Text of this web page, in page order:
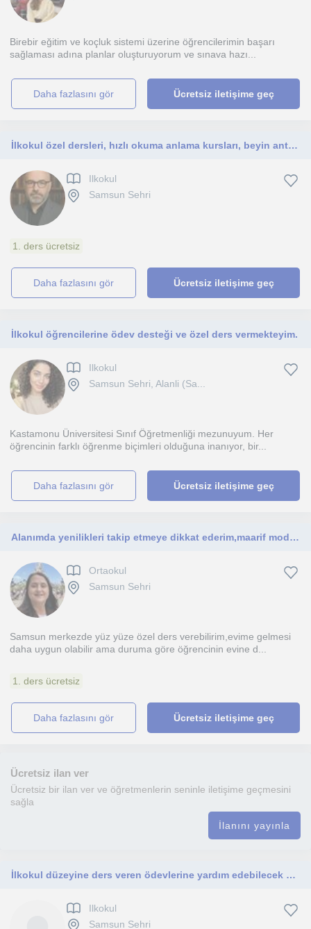
Birebir eğitim ve koçluk sistemi üzerine öğrencilerimin başarı
sağlaması adına planlar oluşturuyorum ve sınava hazı...
daha fazlasını gör Ücretsiz iletişime geç
İlkokul özel dersleri, hızlı okuma anlama kursları, beyin antrenörlüğü
Ilkokul
Samsun Sehri
1. ders ücretsiz
daha fazlasını gör Ücretsiz iletişime geç
İlkokul öğrencilerine ödev desteği ve özel ders vermekteyim.
Ilkokul
Samsun Sehri, Alanli (Sa...
Kastamonu Üniversitesi Sınıf Öğretmenliği mezunuyum. Her
öğrencinin farklı öğrenme biçimleri olduğuna inanıyor, bir...
daha fazlasını gör Ücretsiz iletişime geç
Alanımda yenilikleri takip etmeye dikkat ederim,maarif modeli ile ilgili yenilikleri incelerim
Ortaokul
Samsun Sehri
Samsun merkezde yüz yüze özel ders verebilirim,evime gelmesi
daha uygun olabilir ama duruma göre öğrencinin evine d...
1. ders ücretsiz
daha fazlasını gör Ücretsiz iletişime geç
Ücretsiz ilan ver
Ücretsiz bir ilan ver ve öğretmenlerin seninle iletişime geçmesini
sağla
İlanını yayınla
İlkokul düzeyine ders veren ödevlerine yardım edebilecek öğrenci
Ilkokul
Samsun Sehri